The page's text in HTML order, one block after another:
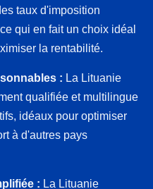
taux d'imposition
qui en fait un choix idéal
la rentabilité.
: La Lituanie
qualifiée et multilingue
idéaux pour optimiser
à d'autres pays
: La Lituanie